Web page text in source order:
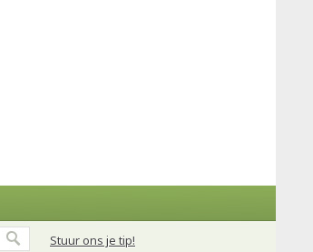
Stuur ons je tip!